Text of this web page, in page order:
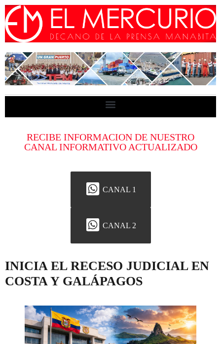
RECIBE INFORMACION DE NUESTRO
CANAL INFORMATIVO ACTUALIZADO
CANAL 1
CANAL 2
INICIA EL RECESO JUDICIAL EN
COSTA Y GALÁPAGOS